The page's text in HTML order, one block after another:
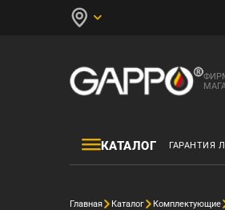
КАТАЛОГ ГАРАНТИЯ
Главная Каталог Комплектующие